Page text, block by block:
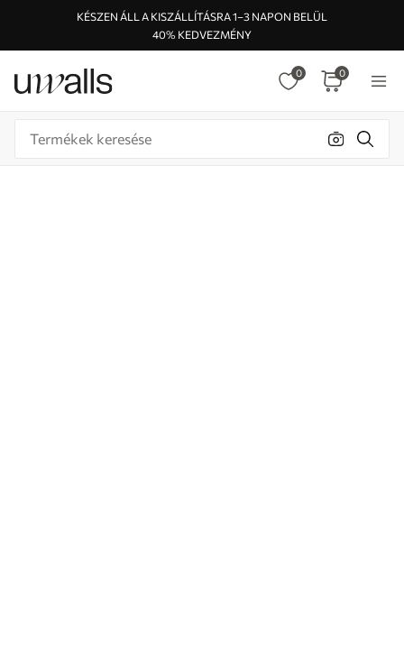
KÉSZEN ÁLL A KISZÁLLÍTÁSRA 1–3 NAPON BELÜL
40% KEDVEZMÉNY
0 0